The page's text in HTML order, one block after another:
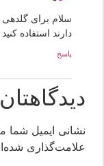
سلام برای گلدهی
دارند استفاده کنید مثل 12،12،36 یا 3،11،38 هر 15 روز یک بار.
ایمیل شما
شده‌اند*